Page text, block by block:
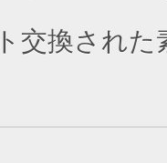
交換され